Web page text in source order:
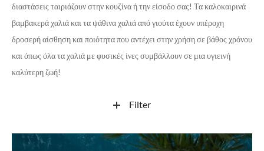
διαστάσεις ταιριάζουν στην κουζίνα ή την είσοδο σας! Τα καλοκαιρινά
βαμβακερά χαλιά και τα ψάθινα χαλιά από γιούτα έχουν υπέροχη
δροσερή αίσθηση και ποιότητα που αντέχει στην χρήση σε βάθος χρόνου
και όπως όλα τα χαλιά με φυσικές ίνες συμβάλλουν σε μια υγιεινή
καλύτερη ζωή!
Filter